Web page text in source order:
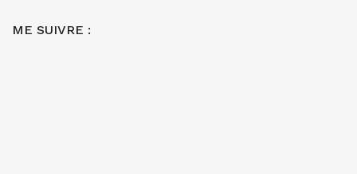
ME SUIVRE :